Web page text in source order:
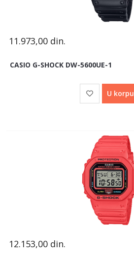
11.973,00 din.
CASIO G-SHOCK DW-5600UE-1
U korpu
12.153,00 din.